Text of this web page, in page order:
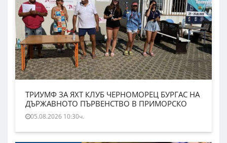
ТРИУМФ ЗА ЯХТ КЛУБ ЧЕРНОМОРЕЦ БУРГАС НА
ДЪРЖАВНОТО ПЪРВЕНСТВО В ПРИМОРСКО
05.08.2026 10:30ч.